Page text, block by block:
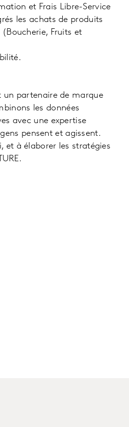
et Frais Libre-Service
les achats de produits
Fruits et
un partenaire de marque
les données
avec une expertise
pensent et agissent.
et à élaborer les stratégies